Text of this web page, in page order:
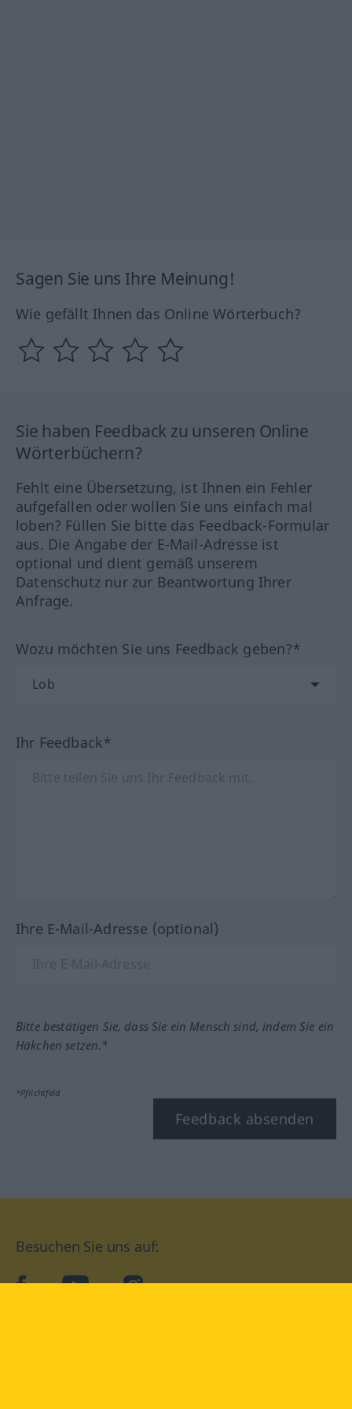
Sagen Sie uns Ihre Meinung!
Wie gefällt Ihnen das Online Wörterbuch?
Sie haben Feedback zu unseren Online
Wörterbüchern?
Fehlt eine Übersetzung, ist Ihnen ein Fehler
aufgefallen oder wollen Sie uns einfach mal
loben? Füllen Sie bitte das Feedback-Formular
aus. Die Angabe der E-Mail-Adresse ist
optional und dient gemäß unserem
Datenschutz nur zur Beantwortung Ihrer
Anfrage.
Wozu möchten Sie uns Feedback geben?*
Ihr Feedback*
Ihre E-Mail-Adresse (optional)
Bitte bestätigen Sie, dass Sie ein Mensch sind, indem Sie ein
Häkchen setzen.*
*Pflichtfeld
Feedback absenden
Besuchen Sie uns auf:
facebookYouTube Instagram